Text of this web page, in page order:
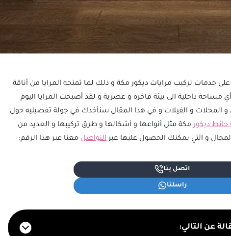
خدمات تركيب مرايات ديكور مكة و ذلك لما تمنحه المرايا من أناقة
مساحة داخلية الى بيئة فاخره و عصرية و لقد أصبحت المرايا اليوم
المحلات و الفيلات و في هذا المقال سنأخذك في جولة تفصيليه حول
حائط ديكور مكة مثل أنواعها و أشكالها و طرق تركيبها و العديد من
و التي يمكنك الحصول عليها عبرالتواصل معنا عبر هذا الرقم:
اتصل بنا
راسلنا
عن التالي: